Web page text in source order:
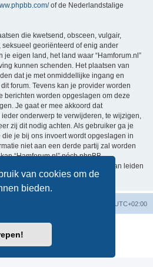
van cookies om de
bieden.
of de Nederlandstalige
die kwetsend, obsceen, vulgair,
georiënteerd of enig ander
eigen land, het land waar “Hamforum.nl”
kunnen schenden. Het plaatsen van
dat je met onmiddellijke ingang en
forum. Tevens kan je provider worden
berichten worden opgeslagen om deze
Je gaat er mee akkoord dat
ieder onderwerp te verwijderen, te wijzigen,
zij dit nodig achten. Als gebruiker ga je
je bij ons invoert wordt opgeslagen in
niet aan een derde partij zal worden
“Hamforum.nl” nóch phpBB
voor een hackpoging die ertoe kan leiden
UTC+02:00
® Forum Software © phpBB Limited
vertaling door
Gebruikersvoorwaarden